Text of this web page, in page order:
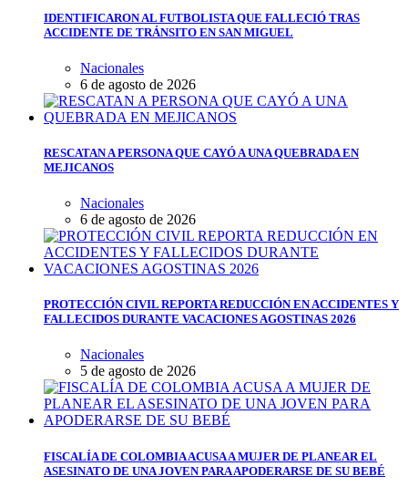
IDENTIFICARON AL FUTBOLISTA QUE FALLECIÓ TRAS
ACCIDENTE DE TRÁNSITO EN SAN MIGUEL
Nacionales
6 de agosto de 2026
RESCATAN A PERSONA QUE CAYÓ A UNA QUEBRADA EN
MEJICANOS
Nacionales
6 de agosto de 2026
PROTECCIÓN CIVIL REPORTA REDUCCIÓN EN ACCIDENTES Y
FALLECIDOS DURANTE VACACIONES AGOSTINAS 2026
Nacionales
5 de agosto de 2026
FISCALÍA DE COLOMBIA ACUSA A MUJER DE PLANEAR EL
ASESINATO DE UNA JOVEN PARA APODERARSE DE SU BEBÉ